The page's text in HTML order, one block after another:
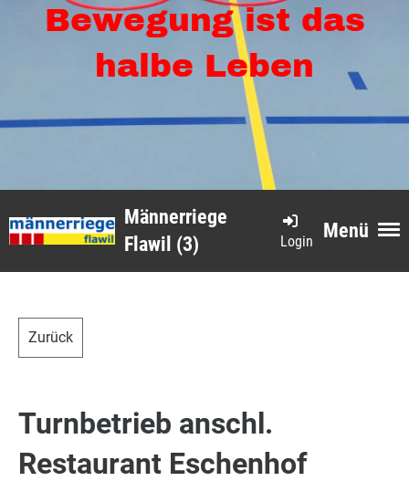
Bewegung ist das
halbe Leben
Menü
Login
Männerriege
Flawil (3)
Zurück
Turnbetrieb anschl.
Restaurant Eschenhof